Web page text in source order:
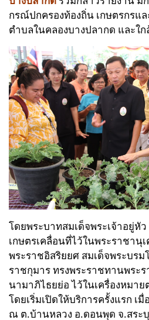
กรณ์ปกครองท้องถิ่น เกษตรกรแ
ตำบลในคลองบางปลากด และใก
โดยพระบาทสมเด็จพระเจ้าอยู่หั
เกษตรเคลื่อนที่ไว้ในพระราชานุเ
พระราชอิสริยยศ สมเด็จพระบร
ราชกุมาร ทรงพระราชทานพร
นามาภิไธยย่อ ไว้ในเครื่องหมา
โดยเริ่มเปิดให้บริการครั้งแรก เ
ณ ต.บ้านหลวง อ.ดอนพุด จ.สระ